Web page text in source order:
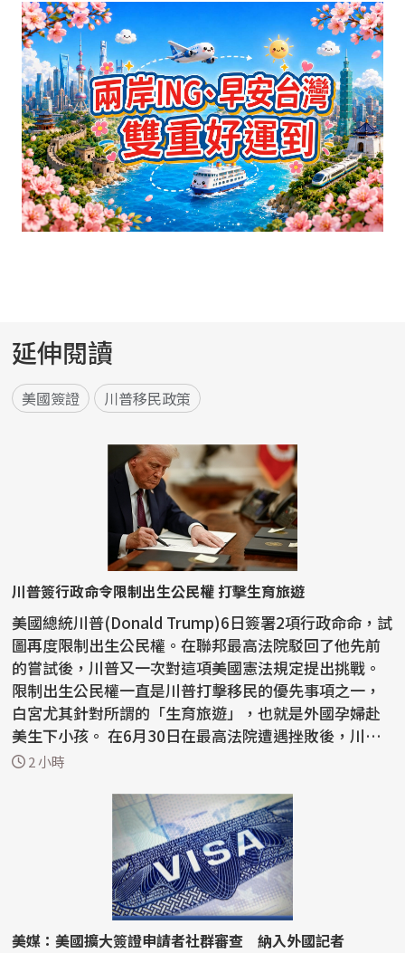
延伸閱讀
美國簽證 川普移民政策
川普簽行政命令限制出生公民權 打擊生育旅遊
美國總統川普(Donald Trump)6日簽署2項行政命命，試
圖再度限制出生公民權。在聯邦最高法院駁回了他先前
的嘗試後，川普又一次對這項美國憲法規定提出挑戰。
限制出生公民權一直是川普打擊移民的優先事項之一，
白宮尤其針對所謂的「生育旅遊」，也就是外國孕婦赴
美生下小孩。 在6月30日在最高法院遭遇挫敗後，川普
已...2 小時
美媒：美國擴大簽證申請者社群審查 納入外國記者